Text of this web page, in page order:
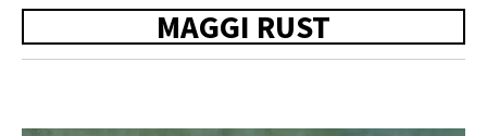
MAGGI RUST